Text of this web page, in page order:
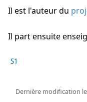
Il est l'auteur du
Il part ensuite
s1
Dernière modification